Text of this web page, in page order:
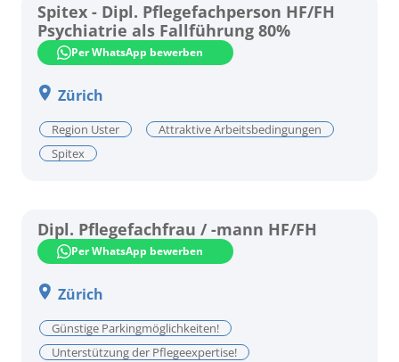
Spitex - Dipl. Pflegefachperson HF/FH
Psychiatrie als Fallführung 80%
Per WhatsApp bewerben
Zürich
Region Uster
Attraktive Arbeitsbedingungen
Spitex
Dipl. Pflegefachfrau / -mann HF/FH
Per WhatsApp bewerben
Zürich
Günstige Parkingmöglichkeiten!
Unterstützung der Pflegeexpertise!